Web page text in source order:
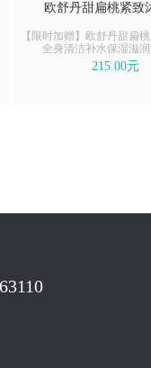
欧舒丹甜扁桃紧致
【限时加赠】欧舒丹甜扁
全身清洁补水保湿滋
215.00元